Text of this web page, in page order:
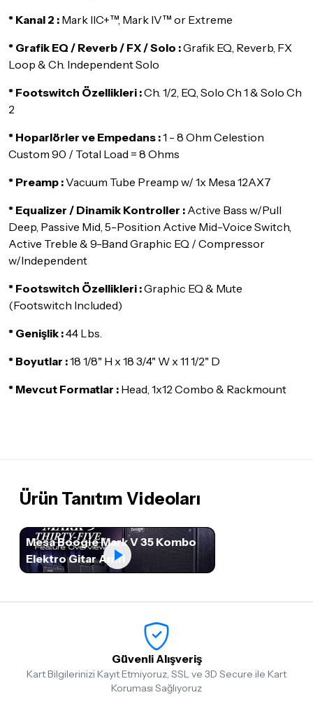
İadesi ve değişimi mümkün olmayan ürünler için
İade ve değişimi talep edilecek ürünün ticari vasfını yitirmemiş
olması, ambalajının korunmuş, aksesuar ve tüm ürün içeriğinin
eksiksiz olması gerekmektedir. Satın almış olduğunuz ürünü
göndermeden önce mutlaka
geçerek bilgi veriniz.
gösterebilir. Lütfen satın almadan önce ilgili ürünün
iade/değişim şartlarını kontrol ettiğinizden emin olun.
Detaylar içintıklayınız
* Kanal 2 : Mark IIC+™, Mark IV™ or Extreme
* Grafik EQ / Reverb / FX / Solo :Grafik EQ, Reverb, FX
Loop & Ch. Independent Solo
* Footswitch Özellikleri :Ch. 1/2, EQ, Solo Ch 1 & Solo Ch
2
* Hoparlörler ve Empedans :1 - 8 Ohm Celestion
Custom 90 / Total Load = 8 Ohms
* Preamp :Vacuum Tube Preamp w/ 1x Mesa 12AX7
* Equalizer / Dinamik Kontroller : Active Bass w/Pull
Deep, Passive Mid, 5-Position Active Mid-Voice Switch,
Active Treble & 9-Band Graphic EQ / Compressor
w/Independent
* Footswitch Özellikleri :Graphic EQ & Mute
(Footswitch Included)
* Genişlik :44 Lbs.
* Boyutlar :18 1/8" H x 18 3/4" W x 11 1/2" D
* Mevcut Formatlar : Head, 1x12 Combo & Rackmount
Ürün Tanıtım Videoları
Mesa Boogie Mark V 35 Kombo
Elektro Gitar Amfi
Güvenli Alışveriş
Kart Bilgilerinizi Kayıt Etmiyoruz, SSL ve 3D Secure ile Kart
Koruması Sağlıyoruz